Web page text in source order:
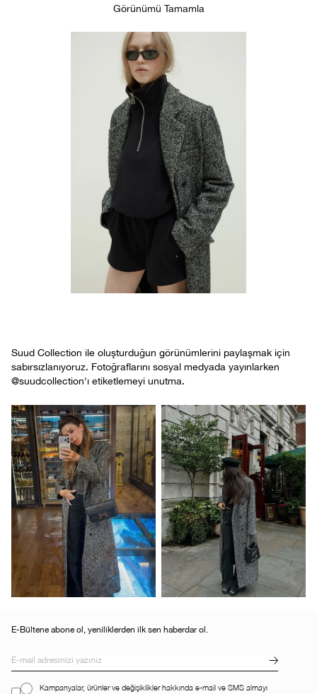
Görünümü Tamamla
Suud Collection ile oluşturduğun görünümlerini paylaşmak için
sabırsızlanıyoruz. Fotoğraflarını sosyal medyada yayınlarken
@suudcollection'ı etiketlemeyi unutma.
E-Bültene abone ol, yeniliklerden ilk sen haberdar ol.
Kampanyalar, ürünler ve değişiklikler hakkında e-mail ve SMS almayı